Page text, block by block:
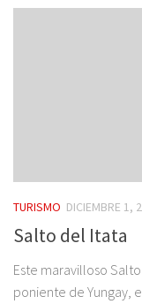
TURISMO DICIEMBRE 1,
Salto del Itata
Este maravilloso
poniente de Yungay,